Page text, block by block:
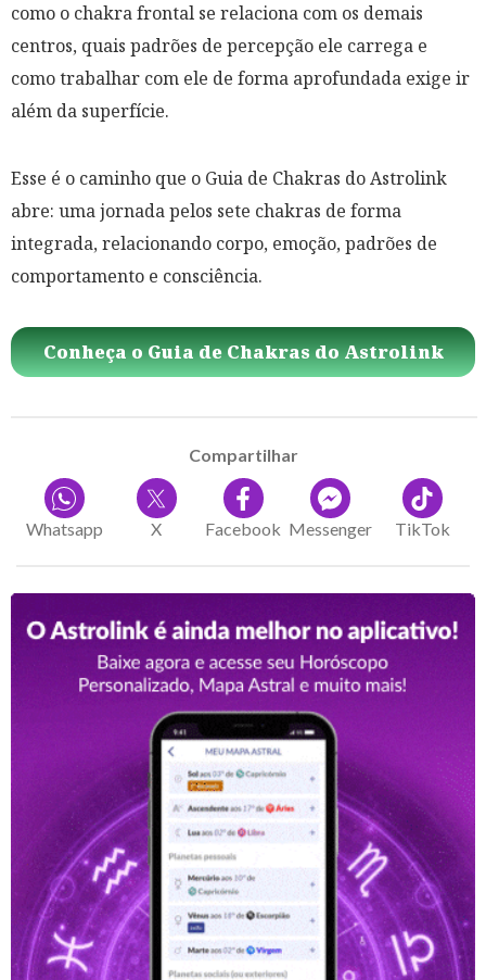
como o chakra frontal se relaciona com os demais
centros, quais padrões de percepção ele carrega e
como trabalhar com ele de forma aprofundada exige ir
além da superfície.
Esse é o caminho que o Guia de Chakras do Astrolink
abre: uma jornada pelos sete chakras de forma
integrada, relacionando corpo, emoção, padrões de
comportamento e consciência.
Conheça o Guia de Chakras do Astrolink
Compartilhar
Whatsapp X Facebook Messenger TikTok